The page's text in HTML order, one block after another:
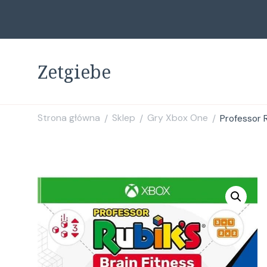
Zetgiebe
Strona główna / Sklep / Gry Xbox One / Professor